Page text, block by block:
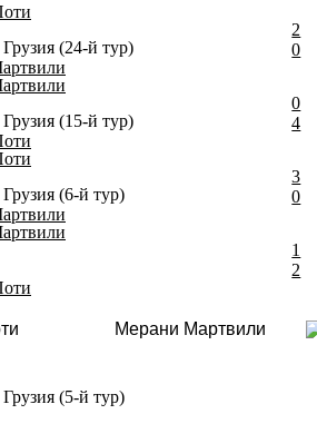
2
0
(24-й тур)
0
4
(15-й тур)
3
0
(6-й тур)
1
2
Мерани Мартвили
(5-й тур)